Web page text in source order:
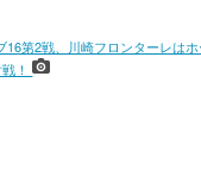
16第2戦、川崎フロンターレは
戦！